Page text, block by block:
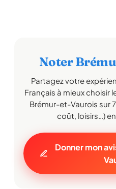
Noter
Partagez votre
Français à mieux choisir
Brémur-et-Vaurois sur
coût, loisirs…)
Donner mon